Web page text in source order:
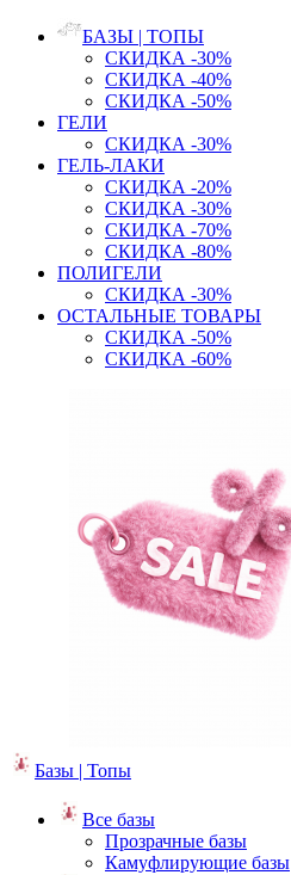
БАЗЫ | ТОПЫ
СКИДКА -30%
СКИДКА -40%
СКИДКА -50%
ГЕЛИ
СКИДКА -30%
ГЕЛЬ-ЛАКИ
СКИДКА -20%
СКИДКА -30%
СКИДКА -70%
СКИДКА -80%
ПОЛИГЕЛИ
СКИДКА -30%
ОСТАЛЬНЫЕ ТОВАРЫ
СКИДКА -50%
СКИДКА -60%
Базы | Топы
Все базы
Прозрачные базы
Камуфлирующие базы